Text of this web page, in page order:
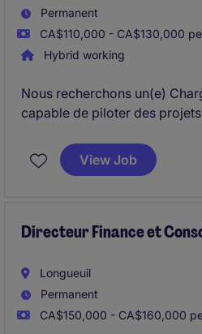
Permanent
CA$110,000 - CA$130,000
Hybrid working
Nous recherchons un(e)
capable de piloter des
finale par le client. Vous
la performance
View Job
Directeur Finance et
Longueuil
Permanent
CA$150,000 - CA$160,000